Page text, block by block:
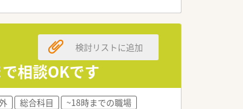
相談OKです
検討リストに追加
総合科目 ~18時までの職場